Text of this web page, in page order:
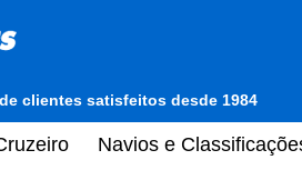
clientes satisfeitos desde 1984
Navios e